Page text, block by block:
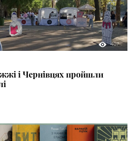
407
і Чернівцях пройшли